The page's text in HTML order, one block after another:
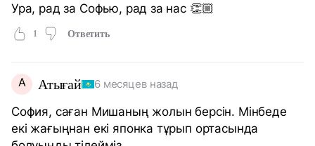
Ура, рад за Софью, рад за нас 👏🏼
1 Ответить
А Атығай 6 месяцев назад
София, саған Мишаның жолын берсін. Мінбеде
екі жағыңнан екі японка тұрып ортасында